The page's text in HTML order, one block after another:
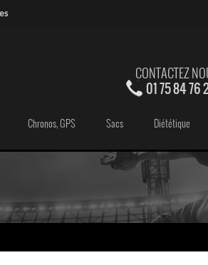
CONTACTEZ
01 75 84 76
Chronos, GPS Sacs Diététique